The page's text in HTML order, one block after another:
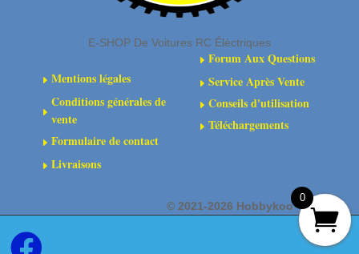
E-SHOP De Voitures RC Éléctriques
EMentions légales
E
Conditions générales de
vente
EFormulaire de contact
ELivraisons
E Forum Aux Questions
E Service Après Vente
E Conseils d'utilisation
E Téléchargements
©2021-2026 Hobbykoo

0